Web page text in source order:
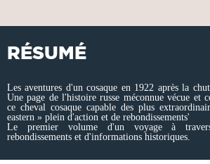
RÉSUMÉ
Les aventures d'un cosaque en 1922 après la
Une page de l'histoire russe méconnue vécue et
ce cheval cosaque capable des plus
eastern » plein d'action et de rebondissements'
Le premier volume d'un voyage à
rebondissements et d'informations historiques.